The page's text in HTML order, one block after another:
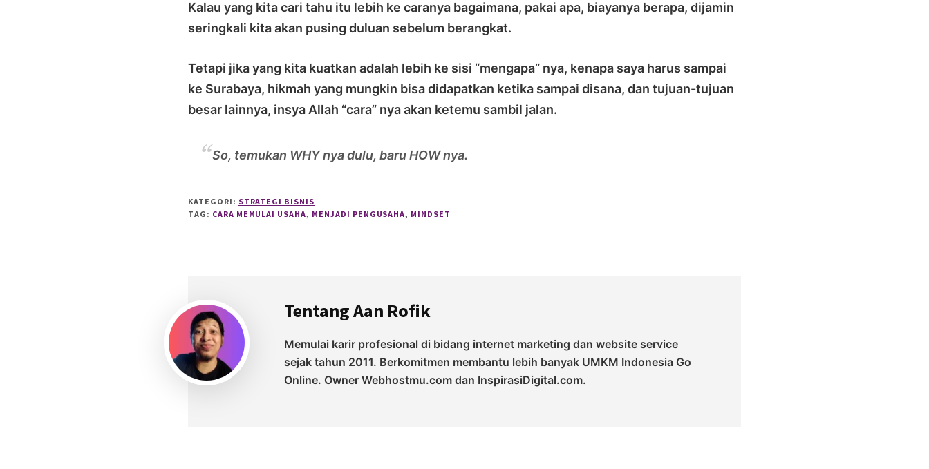
Kalau yang kita cari tahu itu lebih ke caranya bagaimana, pakai apa, biayanya berapa, dijamin
seringkali kita akan pusing duluan sebelum berangkat.
Tetapi jika yang kita kuatkan adalah lebih ke sisi “mengapa” nya, kenapa saya harus sampai
ke Surabaya, hikmah yang mungkin bisa didapatkan ketika sampai disana, dan tujuan-tujuan
besar lainnya, insya Allah “cara” nya akan ketemu sambil jalan.
So, temukan WHY nya dulu, baru HOW nya.
KATEGORI: STRATEGI BISNIS
TAG: CARA MEMULAI USAHA, MENJADI PENGUSAHA, MINDSET
TentangAan Rofik
Memulai karir profesional di bidang internet marketing dan website service
sejak tahun 2011. Berkomitmen membantu lebih banyak UMKM Indonesia Go
Online. Owner Webhostmu.com dan InspirasiDigital.com.